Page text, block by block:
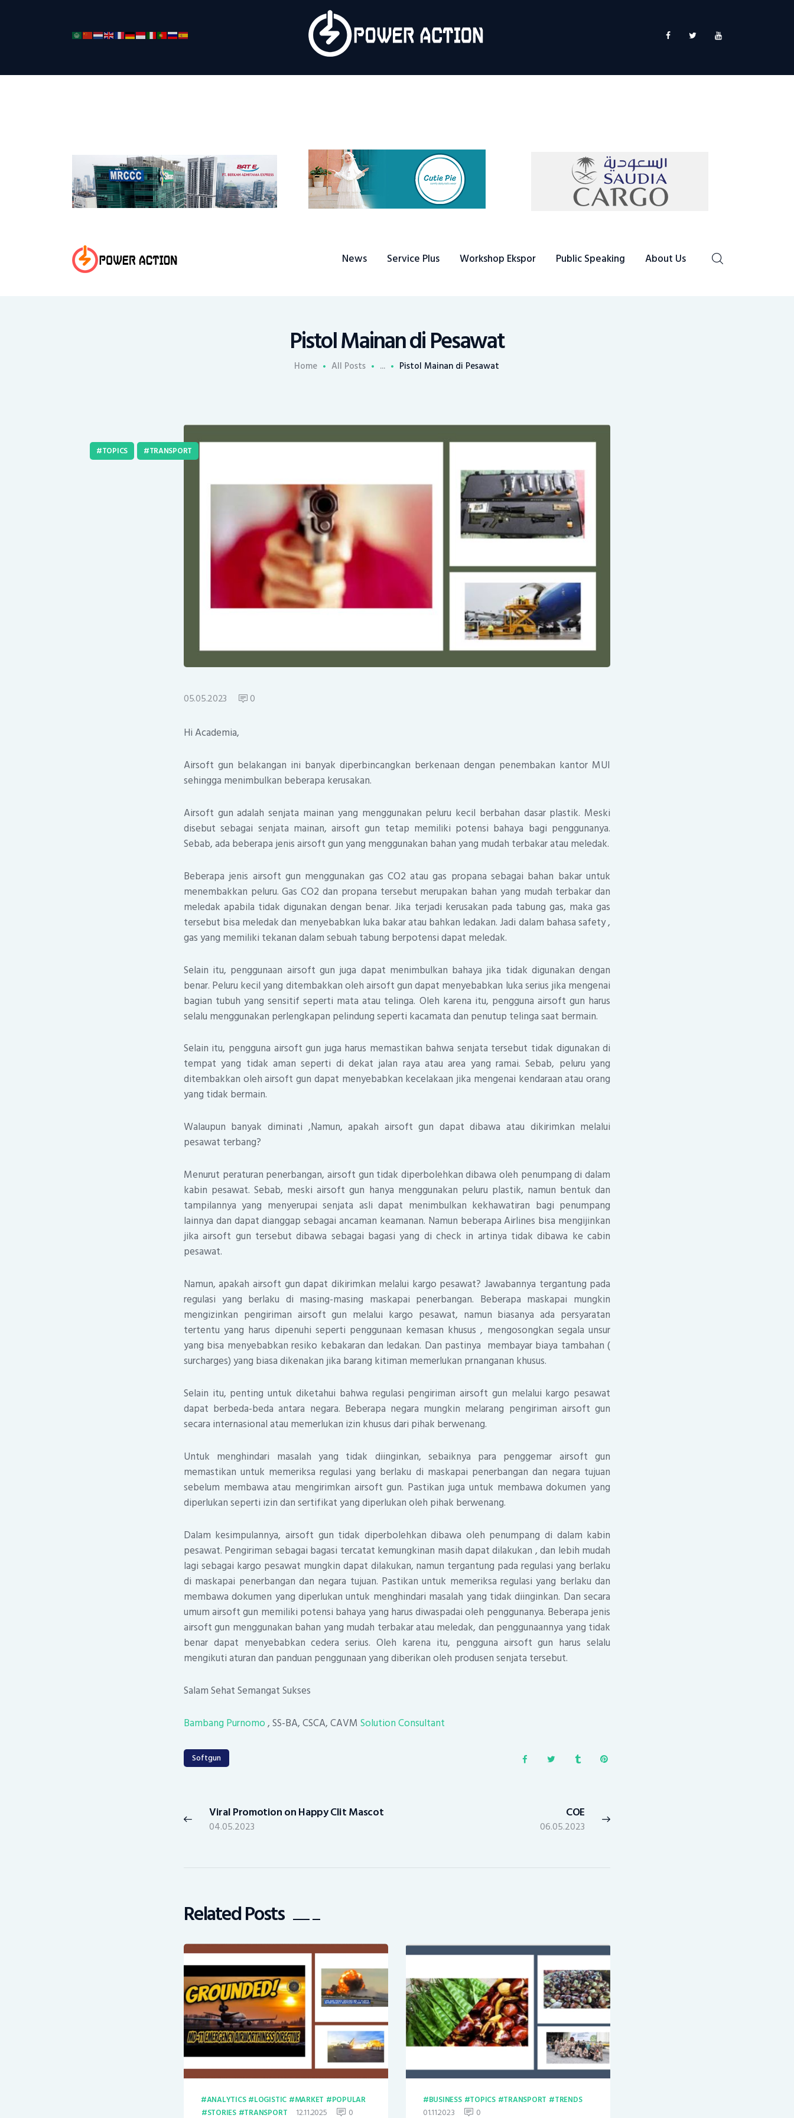
News Service Plus Workshop Ekspor Public Speaking About Us
Pistol Mainan di Pesawat
Home All Posts ... Pistol Mainan di Pesawat
Service Plus
Workshop Ekspor
About Us
TOPICS TRANSPORT
05.05.2023 0
Hi Academia,
Airsoft gun belakangan ini banyak diperbincangkan berkenaan dengan penembakan kantor MUI
sehingga menimbulkan beberapa kerusakan.
Airsoft gun adalah senjata mainan yang menggunakan peluru kecil berbahan dasar plastik. Meski
disebut sebagai senjata mainan, airsoft gun tetap memiliki potensi bahaya bagi penggunanya.
Sebab, ada beberapa jenis airsoft gun yang menggunakan bahan yang mudah terbakar atau meledak.
Beberapa jenis airsoft gun menggunakan gas CO2 atau gas propana sebagai bahan bakar untuk
menembakkan peluru. Gas CO2 dan propana tersebut merupakan bahan yang mudah terbakar dan
meledak apabila tidak digunakan dengan benar. Jika terjadi kerusakan pada tabung gas, maka gas
tersebut bisa meledak dan menyebabkan luka bakar atau bahkan ledakan. Jadi dalam bahasa safety ,
gas yang memiliki tekanan dalam sebuah tabung berpotensi dapat meledak.
Selain itu, penggunaan airsoft gun juga dapat menimbulkan bahaya jika tidak digunakan dengan
benar. Peluru kecil yang ditembakkan oleh airsoft gun dapat menyebabkan luka serius jika mengenai
bagian tubuh yang sensitif seperti mata atau telinga. Oleh karena itu, pengguna airsoft gun harus
selalu menggunakan perlengkapan pelindung seperti kacamata dan penutup telinga saat bermain.
Selain itu, pengguna airsoft gun juga harus memastikan bahwa senjata tersebut tidak digunakan di
tempat yang tidak aman seperti di dekat jalan raya atau area yang ramai. Sebab, peluru yang
ditembakkan oleh airsoft gun dapat menyebabkan kecelakaan jika mengenai kendaraan atau orang
yang tidak bermain.
Walaupun banyak diminati ,Namun, apakah airsoft gun dapat dibawa atau dikirimkan melalui
pesawat terbang?
Menurut peraturan penerbangan, airsoft gun tidak diperbolehkan dibawa oleh penumpang di dalam
kabin pesawat. Sebab, meski airsoft gun hanya menggunakan peluru plastik, namun bentuk dan
tampilannya yang menyerupai senjata asli dapat menimbulkan kekhawatiran bagi penumpang
lainnya dan dapat dianggap sebagai ancaman keamanan. Namun beberapa Airlines bisa mengijinkan
jika airsoft gun tersebut dibawa sebagai bagasi yang di check in artinya tidak dibawa ke cabin
pesawat.
Namun, apakah airsoft gun dapat dikirimkan melalui kargo pesawat? Jawabannya tergantung pada
regulasi yang berlaku di masing-masing maskapai penerbangan. Beberapa maskapai mungkin
mengizinkan pengiriman airsoft gun melalui kargo pesawat, namun biasanya ada persyaratan
tertentu yang harus dipenuhi seperti penggunaan kemasan khusus , mengosongkan segala unsur
yang bisa menyebabkan resiko kebakaran dan ledakan. Dan pastinya membayar biaya tambahan (
surcharges) yang biasa dikenakan jika barang kitiman memerlukan prnanganan khusus.
Selain itu, penting untuk diketahui bahwa regulasi pengiriman airsoft gun melalui kargo pesawat
dapat berbeda-beda antara negara. Beberapa negara mungkin melarang pengiriman airsoft gun
secara internasional atau memerlukan izin khusus dari pihak berwenang.
Untuk menghindari masalah yang tidak diinginkan, sebaiknya para penggemar airsoft gun
memastikan untuk memeriksa regulasi yang berlaku di maskapai penerbangan dan negara tujuan
sebelum membawa atau mengirimkan airsoft gun. Pastikan juga untuk membawa dokumen yang
diperlukan seperti izin dan sertifikat yang diperlukan oleh pihak berwenang.
Dalam kesimpulannya, airsoft gun tidak diperbolehkan dibawa oleh penumpang di dalam kabin
pesawat. Pengiriman sebagai bagasi tercatat kemungkinan masih dapat dilakukan , dan lebih mudah
lagi sebagai kargo pesawat mungkin dapat dilakukan, namun tergantung pada regulasi yang berlaku
di maskapai penerbangan dan negara tujuan. Pastikan untuk memeriksa regulasi yang berlaku dan
membawa dokumen yang diperlukan untuk menghindari masalah yang tidak diinginkan. Dan secara
umum airsoft gun memiliki potensi bahaya yang harus diwaspadai oleh penggunanya. Beberapa jenis
airsoft gun menggunakan bahan yang mudah terbakar atau meledak, dan penggunaannya yang tidak
benar dapat menyebabkan cedera serius. Oleh karena itu, pengguna airsoft gun harus selalu
mengikuti aturan dan panduan penggunaan yang diberikan oleh produsen senjata tersebut.
Salam Sehat Semangat Sukses
Bambang Purnomo, SS-BA, CSCA, CAVM Solution Consultant
Softgun
navigation
Previous
post:
Viral Promotion on Happy Clit Mascot
04.05.2023
Next
COE
06.05.2023
Related Posts
ANALYTICS LOGISTIC MARKET
POPULAR
STORIES
TRANSPORT 12.11.2025 0
BUSINESS TOPICS TRANSPORT TRENDS
01.11.2023 0